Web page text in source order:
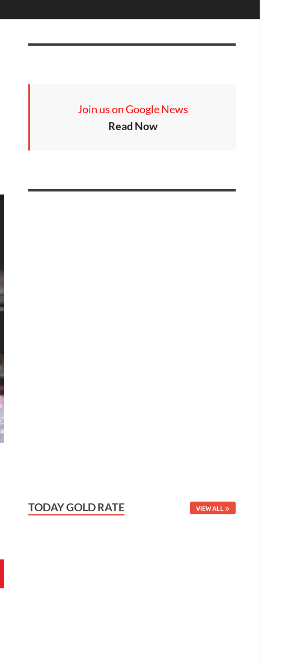
Join us on Google News
Read Now
TODAY GOLD RATE VIEW ALL